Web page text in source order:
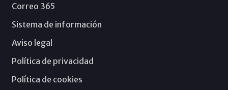
Correo 365
Sistema de información
Aviso legal
Política de privacidad
Política de cookies